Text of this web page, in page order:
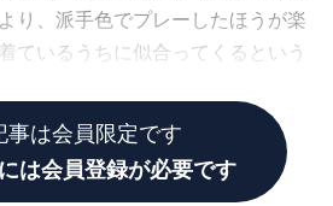
り、派手色でプレーしたほうが楽
ているうちに似合ってくるという
事は会員限定です
は会員登録が必要です